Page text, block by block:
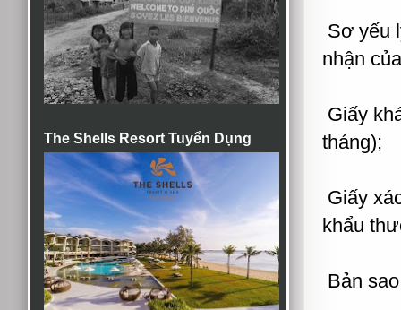
The Shells Resort Tuyển Dụng
Sơ yếu
nhận
Giấy
tháng);
Giấy
khẩu
Bản